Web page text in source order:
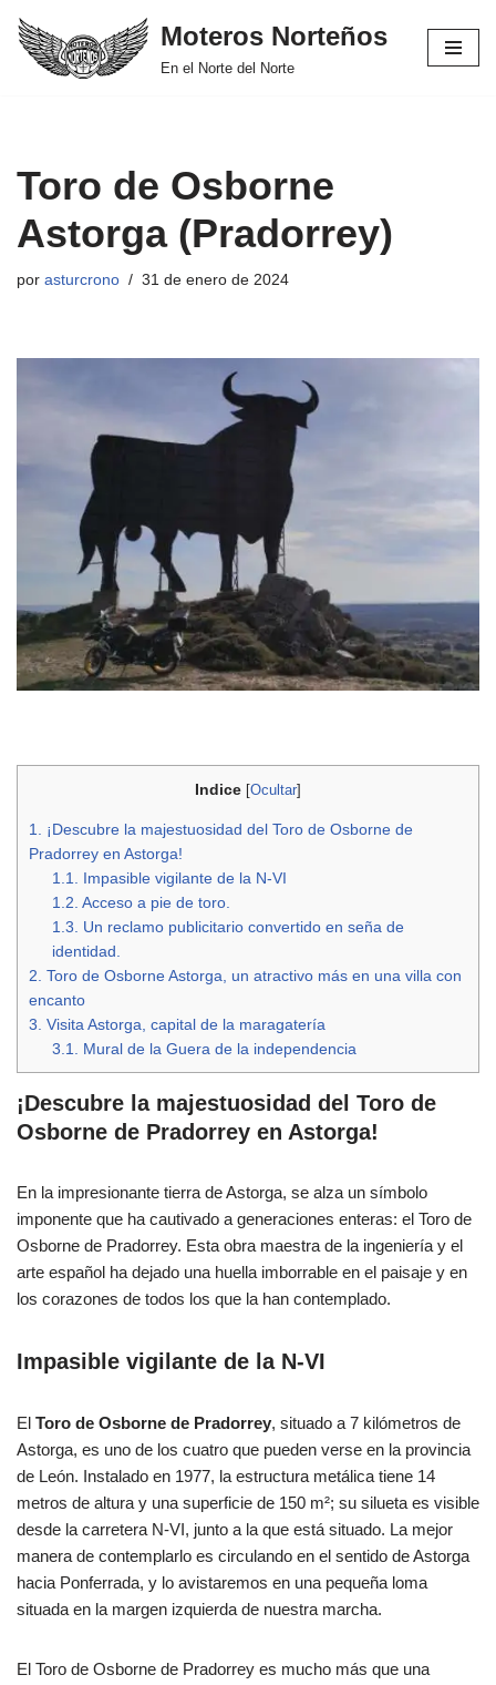
Saltar
Moteros Norteños
En el Norte del Norte
Toro de Osborne
Astorga (Pradorrey)
por asturcrono 31 de enero de 2024
Indice [Ocultar]
1. ¡Descubre la majestuosidad del Toro de Osborne de
Pradorrey en Astorga!
1.1. Impasible vigilante de la N-VI
1.2. Acceso a pie de toro.
1.3. Un reclamo publicitario convertido en seña de
identidad.
2. Toro de Osborne Astorga, un atractivo más en una villa con
encanto
3. Visita Astorga, capital de la maragatería
3.1. Mural de la Guera de la independencia
¡Descubre la majestuosidad del Toro de
Osborne de Pradorrey en Astorga!
En la impresionante tierra de Astorga, se alza un símbolo
imponente que ha cautivado a generaciones enteras: el Toro de
Osborne de Pradorrey. Esta obra maestra de la ingeniería y el
arte español ha dejado una huella imborrable en el paisaje y en
los corazones de todos los que la han contemplado.
Impasible vigilante de la N-VI
El Toro de Osborne de Pradorrey, situado a 7 kilómetros de
Astorga, es uno de los cuatro que pueden verse en la provincia
de León. Instalado en 1977, la estructura metálica tiene 14
metros de altura y una superficie de 150 m²; su silueta es visible
desde la carretera N-VI, junto a la que está situado. La mejor
manera de contemplarlo es circulando en el sentido de Astorga
hacia Ponferrada, y lo avistaremos en una pequeña loma
situada en la margen izquierda de nuestra marcha.
El Toro de Osborne de Pradorrey es mucho más que una